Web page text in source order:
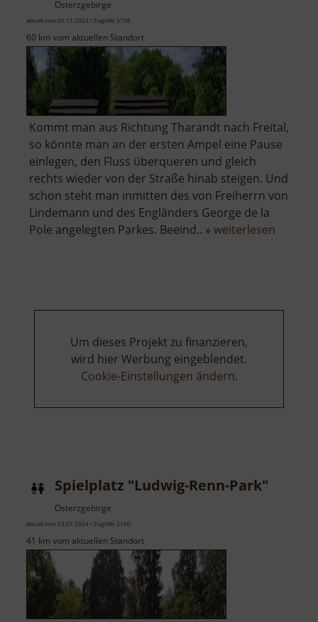
Osterzgebirge
aktuell vom 05.11.2023 / Zugriffe: 3798
60 km vom aktuellen Standort
Kommt man aus Richtung Tharandt nach Freital,
so könnte man an der ersten Ampel eine Pause
einlegen, den Fluss überqueren und gleich
rechts wieder von der Straße hinab steigen. Und
schon steht man inmitten des von Freiherrn von
Lindemann und des Engländers George de la
Pole angelegten Parkes. Beeind.. » weiterlesen
Um dieses Projekt zu finanzieren,
wird hier Werbung eingeblendet.
Cookie-Einstellungen ändern.
Spielplatz "Ludwig-Renn-Park"
Osterzgebirge
aktuell vom 23.07.2024 / Zugriffe: 2190
41 km vom aktuellen Standort